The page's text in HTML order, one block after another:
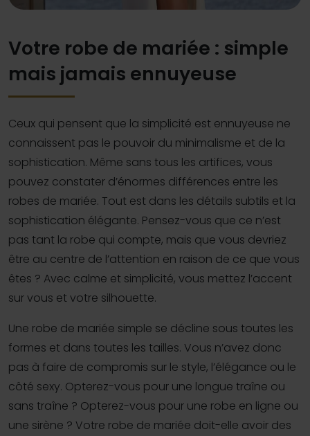
Votre robe de mariée : simple
mais jamais ennuyeuse
Ceux qui pensent que la simplicité est ennuyeuse ne
connaissent pas le pouvoir du minimalisme et de la
sophistication. Même sans tous les artifices, vous
pouvez constater d’énormes différences entre les
robes de mariée. Tout est dans les détails subtils et la
sophistication élégante. Pensez-vous que ce n’est
pas tant la robe qui compte, mais que vous devriez
être au centre de l’attention en raison de ce que vous
êtes ? Avec calme et simplicité, vous mettez l’accent
sur vous et votre silhouette.
Une robe de mariée simple se décline sous toutes les
formes et dans toutes les tailles. Vous n’avez donc
pas à faire de compromis sur le style, l’élégance ou le
côté sexy. Opterez-vous pour une longue traîne ou
sans traîne ? Opterez-vous pour une robe en ligne ou
une sirène ? Votre robe de mariée doit-elle avoir des